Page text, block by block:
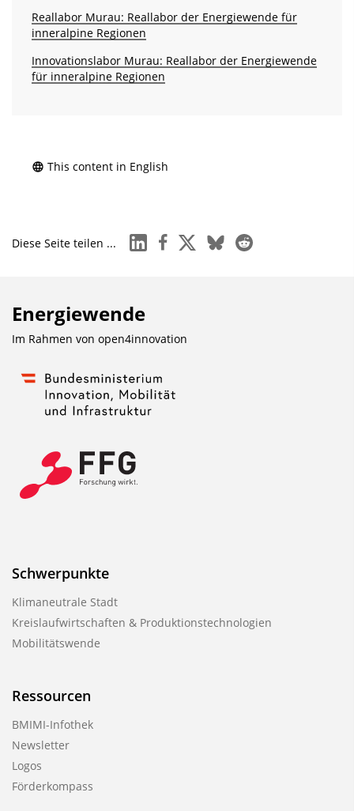
Reallabor Murau: Reallabor der Energiewende für
inneralpine Regionen
Innovationslabor Murau: Reallabor der Energiewende
für inneralpine Regionen
This content in English
Diese Seite teilen ... linkedinfacebook
x blueskyreddit
Energiewende
Im Rahmen von open4innovation
Schwerpunkte
Klimaneutrale Stadt
Kreislaufwirtschaften & Produktionstechnologien
Mobilitätswende
Ressourcen
BMIMI-Infothek
Newsletter
Logos
Förderkompass